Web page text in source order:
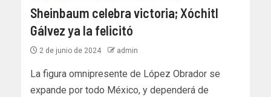
Sheinbaum celebra victoria; Xóchitl
Gálvez ya la felicitó
2 de junio de 2024 admin
La figura omnipresente de López Obrador se
expande por todo México, y dependerá de